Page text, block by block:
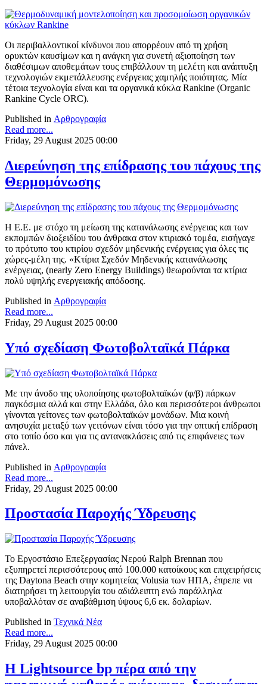
Οι περιβαλλοντικοί κίνδυνοι που απορρέουν από τη χρήση
ορυκτών καυσίμων και η ανάγκη για συνετή αξιοποίηση των
διαθέσιμων αποθεμάτων τους επιβάλλουν τη μελέτη και ανάπτυξη
τεχνολογιών εκμετάλλευσης ενέργειας χαμηλής ποιότητας. Μία
τέτοια τεχνολογία είναι και τα οργανικά κύκλα Rankine (Organic
Rankine Cycle ORC).
Published in Αρθρογραφία
Read more...
Friday, 29 August 2025 00:00
Διερεύνηση της επίδρασης του πάχους της
Θερμομόνωσης
Η Ε.Ε. με στόχο τη μείωση της κατανάλωσης ενέργειας και των
εκπομπών διοξειδίου του άνθρακα στον κτιριακό τομέα, εισήγαγε
το πρότυπο του κτιρίου σχεδόν μηδενικής ενέργειας για όλες τις
χώρες-μέλη της. «Κτίρια Σχεδόν Μηδενικής κατανάλωσης
ενέργειας, (nearly Zero Energy Buildings) θεωρούνται τα κτίρια
πολύ υψηλής ενεργειακής απόδοσης.
Published in Αρθρογραφία
Read more...
Friday, 29 August 2025 00:00
Υπό σχεδίαση Φωτοβολταϊκά Πάρκα
Mε την άνοδο της υλοποίησης φωτοβολταϊκών (φ/β) πάρκων
παγκόσμια αλλά και στην Ελλάδα, όλο και περισσότεροι άνθρωποι
γίνονται γείτονες των φωτοβολταϊκών μονάδων. Μια κοινή
ανησυχία μεταξύ των γειτόνων είναι τόσο για την οπτική επίδραση
στο τοπίο όσο και για τις αντανακλάσεις από τις επιφάνειες των
πάνελ.
Published in Αρθρογραφία
Read more...
Friday, 29 August 2025 00:00
Προστασία Παροχής Ύδρευσης
Το Εργοστάσιο Επεξεργασίας Νερού Ralph Brennan που
εξυπηρετεί περισσότερους από 100.000 κατοίκους και επιχειρήσεις
της Daytona Beach στην κομητείας Volusia των ΗΠΑ, έπρεπε να
διατηρήσει τη λειτουργία του αδιάλειπτη ενώ παράλληλα
υποβαλλόταν σε αναβάθμιση ύψους 6,6 εκ. δολαρίων.
Published in Τεχνικά Νέα
Read more...
Friday, 29 August 2025 00:00
Η Lightsource bp πέρα από την